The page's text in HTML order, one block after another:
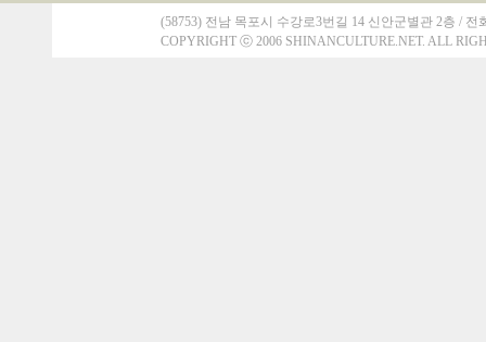
(58753) 전남 목포시 수강로3번길 14 신안군별관 2층 / 전
COPYRIGHT ⓒ2006 SHINANCULTURE.NET. ALL